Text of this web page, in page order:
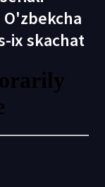
ix skachat